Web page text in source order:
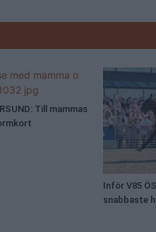
Till mammas
Inför V85
snabbaste